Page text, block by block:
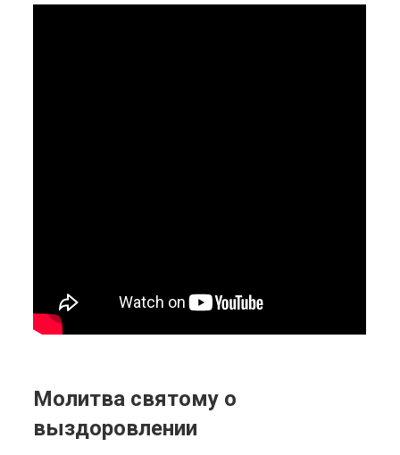
Молитва святому о
выздоровлении